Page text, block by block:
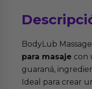
BodyLub
para masaje con
guaraná,
Ideal para crear